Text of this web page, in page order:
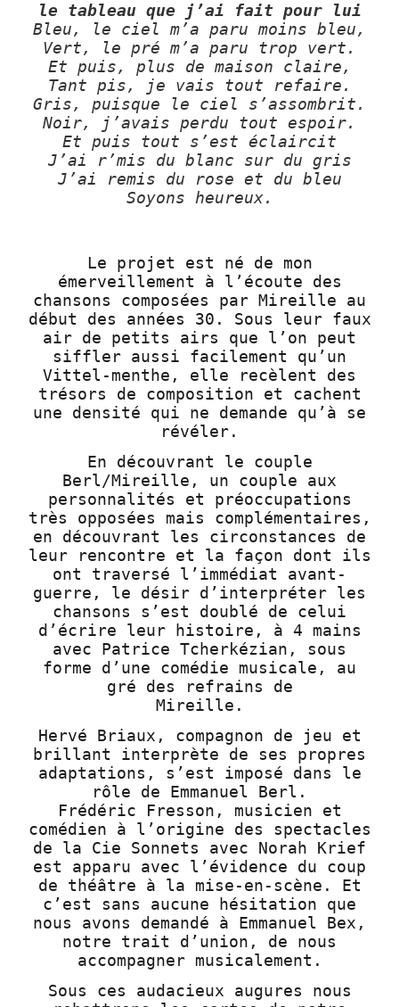
le tableau que j’ai fait pour lui
Bleu, le ciel m’a paru moins bleu,
Vert, le pré m’a paru trop vert.
Et puis, plus de maison claire,
Tant pis, je vais tout refaire.
Gris, puisque le ciel s’assombrit.
Noir, j’avais perdu tout espoir.
Et puis tout s’est éclaircit
J’ai r’mis du blanc sur du gris
J’ai remis du rose et du bleu
Soyons heureux.
Le projet est né de mon
émerveillement à l’écoute des
chansons composées par Mireille au
début des années 30. Sous leur faux
air de petits airs que l’on peut
siffler aussi facilement qu’un
Vittel-menthe, elle recèlent des
trésors de composition et cachent
une densité qui ne demande qu’à se
révéler.
En découvrant le couple
Berl/Mireille, un couple aux
personnalités et préoccupations
très opposées mais complémentaires,
en découvrant les circonstances de
leur rencontre et la façon dont ils
ont traversé l’immédiat avant-
guerre, le désir d’interpréter les
chansons s’est doublé de celui
d’écrire leur histoire, à 4 mains
avec Patrice Tcherkézian, sous
forme d’une comédie musicale, au
gré des refrains de
Mireille.
Hervé Briaux, compagnon de jeu et
brillant interprète de ses propres
adaptations, s’est imposé dans le
rôle de Emmanuel Berl.
Frédéric Fresson, musicien et
comédien à l’origine des spectacles
de la Cie Sonnets avec Norah Krief
est apparu avec l’évidence du coup
de théâtre à la mise-en-scène. Et
c’est sans aucune hésitation que
nous avons demandé à Emmanuel Bex,
notre trait d’union, de nous
accompagner musicalement.
Sous ces audacieux augures nous